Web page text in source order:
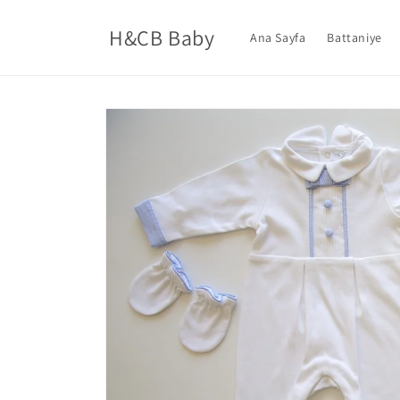
H&CB Baby Ana Sayfa Battaniye
Ürün